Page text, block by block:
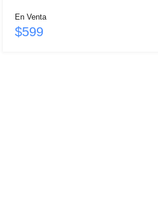
En Venta
$599